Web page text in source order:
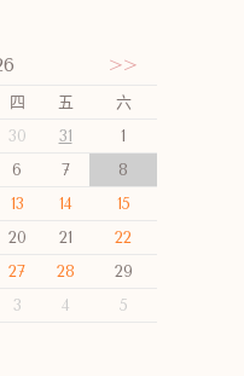
>>
四 五
六
30 31
1
6 7
8
13 14
15
20 21
22
27 28
29
3 4 5